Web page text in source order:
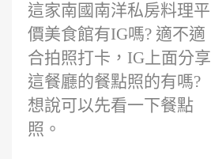
這家南國南洋私房料理平
價美食館有IG嗎? 適不適
合拍照打卡，IG上面分享
這餐廳的餐點照的有嗎?
想說可以先看一下餐點
照。